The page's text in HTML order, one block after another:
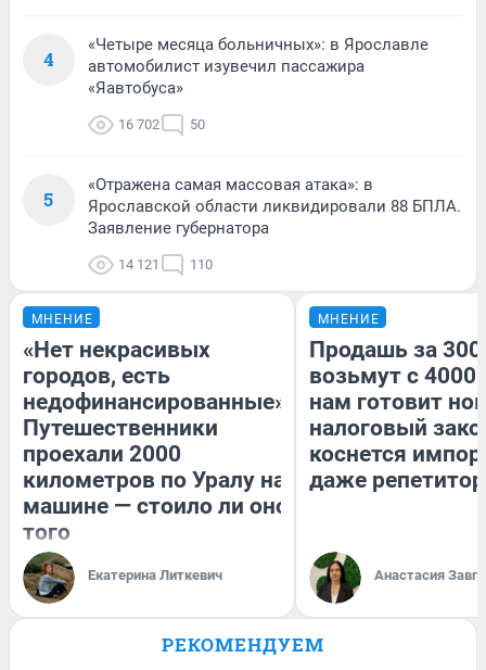
4
«Четыре месяца больничных»: в Ярославле
автомобилист изувечил пассажира
«Яавтобуса»
16 702 50
5
«Отражена самая массовая атака»: в
Ярославской области ликвидировали 88 БПЛА.
Заявление губернатора
14 121 110
МНЕНИЕ
«Нет некрасивых
городов, есть
недофинансированные».
Путешественники
проехали 2000
километров по Уралу на
машине — стоило ли оно
того
Екатерина Литкевич
МНЕНИЕ
Продашь за
возьмут с
нам готовит
налоговый
коснется
даже
Анастасия
РЕКОМЕНДУЕМ